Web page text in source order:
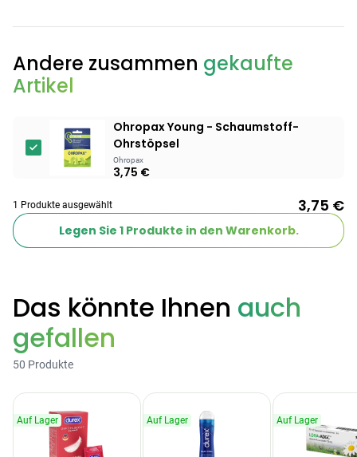
Testzentrum
Products
Linola Forte
Shampoo für
juckende, trockene
neigende Kopfhaut
12,28 € 16,37 €
– Zäpfchen zur
pH-Wert-
Stabilisierung
12,89 € 17,47 € -26%
ARZNEIMITTEL & GESUNDHEIT
Bei Hämorrhoiden
& Juckreiz
12,04 € 12,95 € -7%
Nach Marke kaufen
Andere zusammen gekaufte
Artikel
Ohropax Young - Schaumstoff-
Ohrstöpsel
Ohropax
3,75 €
1 Produkte ausgewählt 3,75 €
Legen Sie 1Produkte in den Warenkorb.
Das könnte Ihnen auch
gefallen
50 Produkte
Auf Lager Auf Lager Auf Lager